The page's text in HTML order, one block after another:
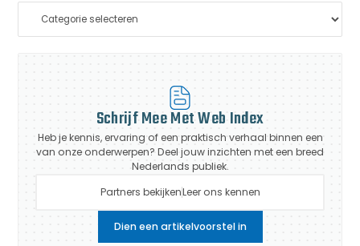
Schrijf Mee Met Web Index
Heb je kennis, ervaring of een praktisch verhaal binnen een
van onze onderwerpen? Deel jouw inzichten met een breed
Nederlands publiek.
Partners bekijkenLeer ons kennen
Dien een artikelvoorstel in